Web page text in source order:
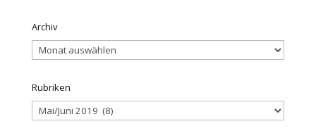
Archiv
Archiv
Rubriken
Rubriken